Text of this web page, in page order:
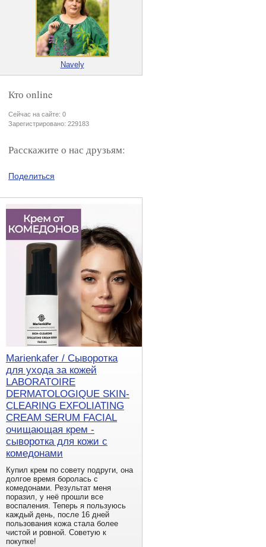
Navely
Кто online
Сейчас на сайте: 0
Зарегистрировано: 229183
Расскажите о нас друзьям:
Поделиться
Marienkafer / Сыворотка
для ухода за кожей
LABORATOIRE
DERMATOLOGIQUE SKIN-
CLEARING EXFOLIATING
CREAM SERUM FACIAL
очищающая крем -
сыворотка для кожи с
комедонами
Купил крем по совету подруги, она
долгое время боролась с
комедонами. Результат меня
поразил, у неё прошли все
воспаления. Теперь я пользуюсь
каждый день, после 16 дней
пользования кожа стала более
чистой и ровной. Советую к
покупке!